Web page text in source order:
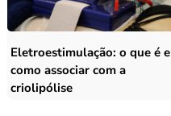
Eletroestimulação: o que é e
como associar com a
criolipólise